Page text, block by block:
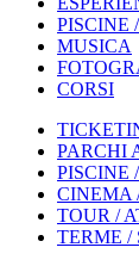
PISCINE
MUSICA
CORSI
PARCHI
PISCINE
CINEMA
TOUR /
TERME /